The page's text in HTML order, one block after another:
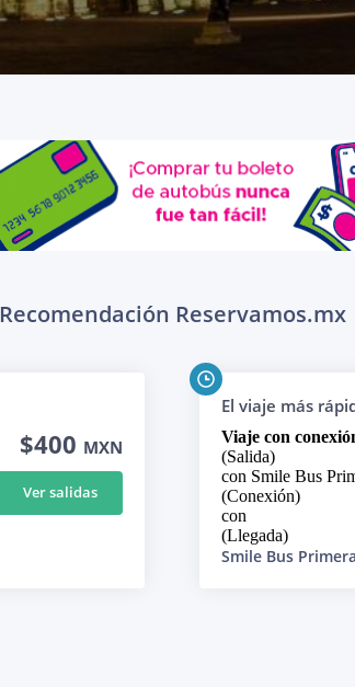
Recomendación Reservamos.mx
$400 MXN
Ver salidas
El viaje más
Viaje con
(Salida)
con Smile Bus
(Conexión)
con
(Llegada)
Smile Bus Primera